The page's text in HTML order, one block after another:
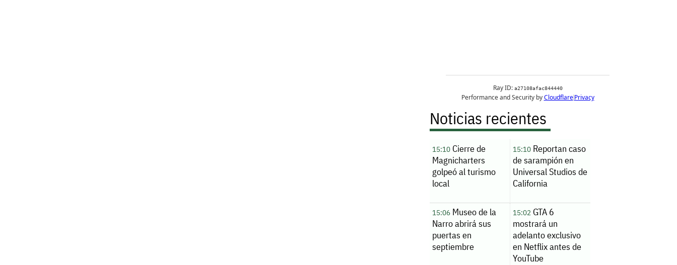
Noticias recientes
15:10 Cierre de
Magnicharters
golpeó al turismo
local
15:10Reportan caso
de sarampión en
Universal Studios de
California
15:06 Museo de la
Narro abrirá sus
puertas en
septiembre
15:02GTA 6
mostrará un
adelanto exclusivo
en Netflix antes de
YouTube